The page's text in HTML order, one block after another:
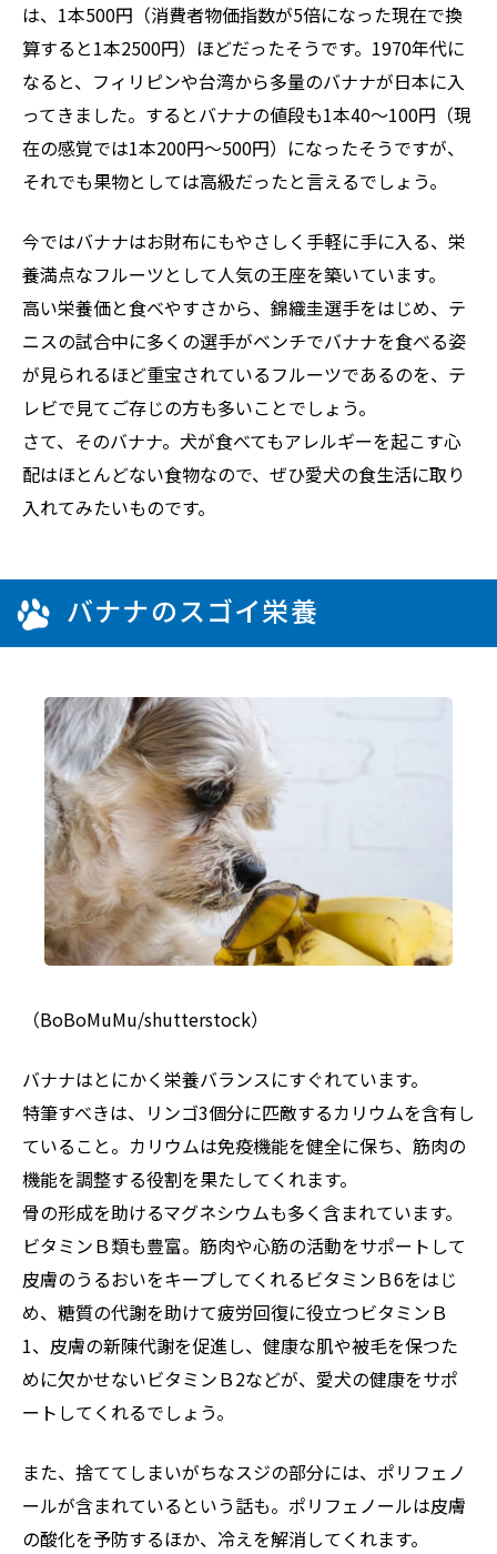
は、1本500円（消費者物価指数が5倍になった現在で換
算すると1本2500円）ほどだったそうです。1970年代に
なると、フィリピンや台湾から多量のバナナが日本に入
ってきました。するとバナナの値段も1本40～100円（現
在の感覚では1本200円～500円）になったそうですが、
それでも果物としては高級だったと言えるでしょう。
今ではバナナはお財布にもやさしく手軽に手に入る、栄
養満点なフルーツとして人気の王座を築いています。
高い栄養価と食べやすさから、錦織圭選手をはじめ、テ
ニスの試合中に多くの選手がベンチでバナナを食べる姿
が見られるほど重宝されているフルーツであるのを、テ
レビで見てご存じの方も多いことでしょう。
さて、そのバナナ。犬が食べてもアレルギーを起こす心
配はほとんどない食物なので、ぜひ愛犬の食生活に取り
入れてみたいものです。
バナナのスゴイ栄養
（BoBoMuMu/shutterstock）
バナナはとにかく栄養バランスにすぐれています。
特筆すべきは、リンゴ3個分に匹敵するカリウムを含有し
ていること。カリウムは免疫機能を健全に保ち、筋肉の
機能を調整する役割を果たしてくれます。
骨の形成を助けるマグネシウムも多く含まれています。
ビタミンＢ類も豊富。筋肉や心筋の活動をサポートして
皮膚のうるおいをキープしてくれるビタミンＢ6をはじ
め、糖質の代謝を助けて疲労回復に役立つビタミンＢ
1、皮膚の新陳代謝を促進し、健康な肌や被毛を保つた
めに欠かせないビタミンＢ2などが、愛犬の健康をサポ
ートしてくれるでしょう。
また、捨ててしまいがちなスジの部分には、ポリフェノ
ールが含まれているという話も。ポリフェノールは皮膚
の酸化を予防するほか、冷えを解消してくれます。